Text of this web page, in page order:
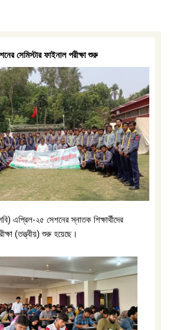
সেমিস্টার ফাইনাল পরীক্ষা শুরু
এপ্রিল-২৫ সেশনের স্নাতক শিক্ষার্থীদের
(তত্ত্বীয়) শুরু হয়েছে।